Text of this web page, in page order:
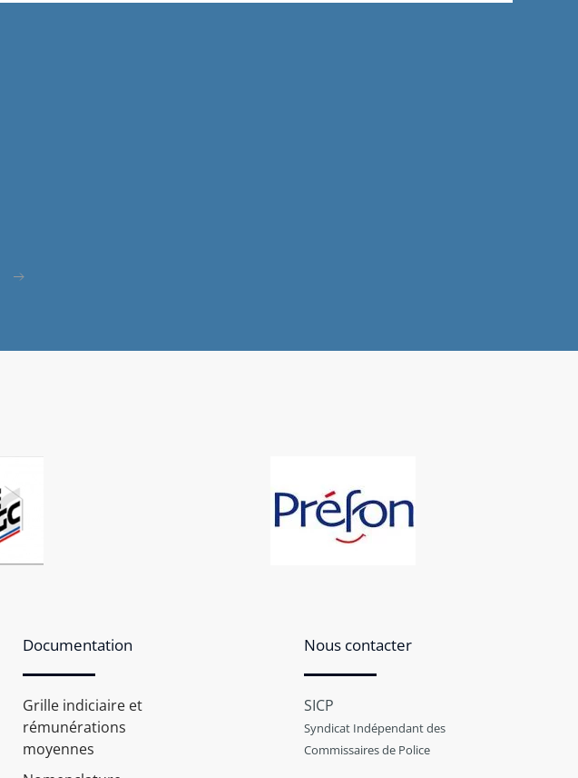
Documentation
Grille indiciaire et
rémunérations
moyennes
Nous contacter
SICP
Syndicat Indépendant des
Commissaires de Police